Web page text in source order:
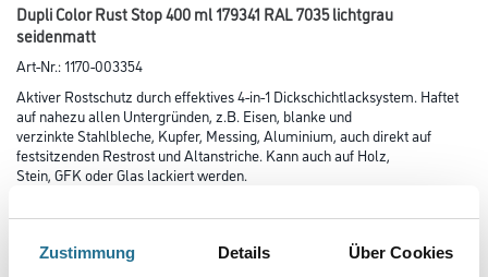
Zustimmung Details Über Cookies
Dupli Color Rust Stop 400 ml 179341 RAL 7035 lichtgrau
seidenmatt
Art-Nr.:1170-003354
Aktiver Rostschutz durch effektives 4-in-1 Dickschichtlacksystem. Haftet
auf nahezu allen Untergründen, z.B. Eisen, blanke und
verzinkte Stahlbleche, Kupfer, Messing, Aluminium, auch direkt auf
festsitzenden Restrost und Altanstriche. Kann auch auf Holz,
Stein, GFK oder Glas lackiert werden.
Farbtonbezeichnung